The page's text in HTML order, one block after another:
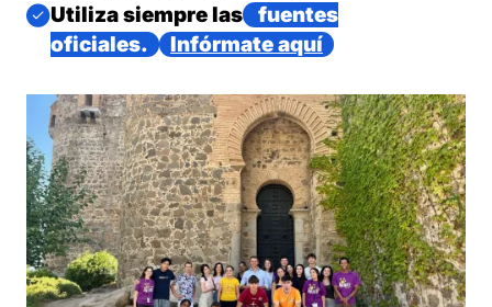
Imagen
Utiliza siempre las
fuentes
oficiales.
Infórmate aquí